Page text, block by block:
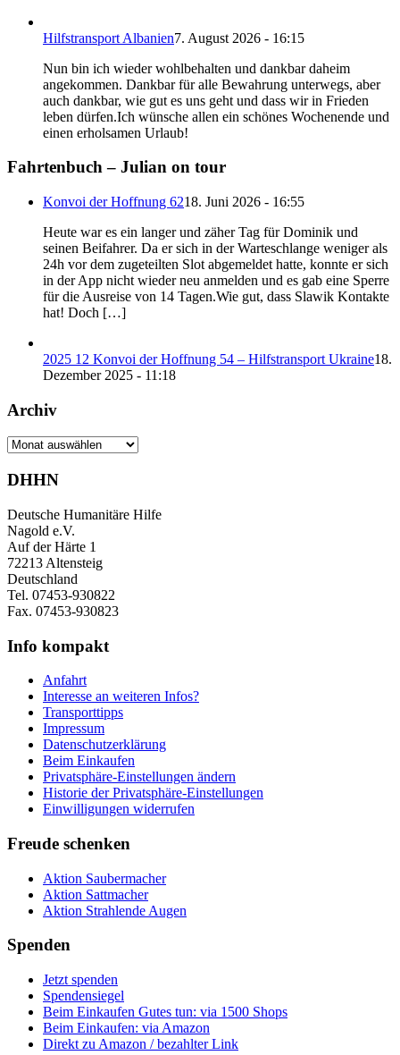
Hilfstransport Albanien7. August 2026 - 16:15
Nun bin ich wieder wohlbehalten und dankbar daheim
angekommen. Dankbar für alle Bewahrung unterwegs, aber
auch dankbar, wie gut es uns geht und dass wir in Frieden
leben dürfen.Ich wünsche allen ein schönes Wochenende und
einen erholsamen Urlaub!
Fahrtenbuch – Julian on tour
Konvoi der Hoffnung 6218. Juni 2026 - 16:55
Heute war es ein langer und zäher Tag für Dominik und
seinen Beifahrer. Da er sich in der Warteschlange weniger als
24h vor dem zugeteilten Slot abgemeldet hatte, konnte er sich
in der App nicht wieder neu anmelden und es gab eine Sperre
für die Ausreise von 14 Tagen.Wie gut, dass Slawik Kontakte
hat! Doch […]
2025 12 Konvoi der Hoffnung 54 – Hilfstransport Ukraine18.
Dezember 2025 - 11:18
Archiv
Archiv
DHHN
Deutsche Humanitäre Hilfe
Nagold e.V.
Auf der Härte 1
72213 Altensteig
Deutschland
Tel. 07453-930822
Fax. 07453-930823
Info kompakt
Anfahrt
Interesse an weiteren Infos?
Transporttipps
Impressum
Datenschutzerklärung
Beim Einkaufen
Privatsphäre-Einstellungen ändern
Historie der Privatsphäre-Einstellungen
Einwilligungen widerrufen
Freude schenken
Aktion Saubermacher
Aktion Sattmacher
Aktion Strahlende Augen
Spenden
Jetzt spenden
Spendensiegel
Beim Einkaufen Gutes tun: via 1500 Shops
Beim Einkaufen: via Amazon
Direkt zu Amazon / bezahlter Link